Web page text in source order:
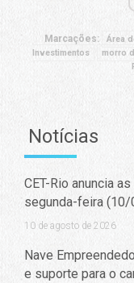
Marcações: Área
Investimentos
morro
Notícias
CET-Rio anuncia
segunda-feira (10/
10 de agosto de 2026
Nave
e suporte para o